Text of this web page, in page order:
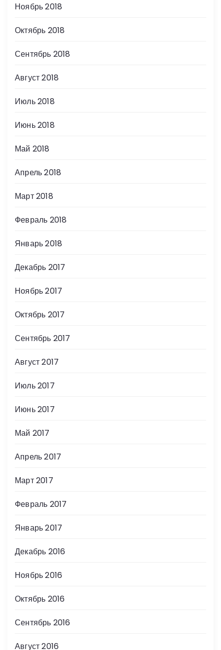
Ноябрь 2018
Октябрь 2018
Сентябрь 2018
Август 2018
Июль 2018
Июнь 2018
Май 2018
Апрель 2018
Март 2018
Февраль 2018
Январь 2018
Декабрь 2017
Ноябрь 2017
Октябрь 2017
Сентябрь 2017
Август 2017
Июль 2017
Июнь 2017
Май 2017
Апрель 2017
Март 2017
Февраль 2017
Январь 2017
Декабрь 2016
Ноябрь 2016
Октябрь 2016
Сентябрь 2016
Август 2016